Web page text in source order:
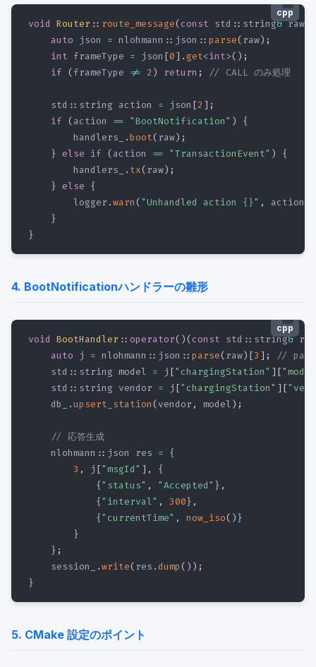
cpp
void Router :: route_message(const std :: string& raw
auto json = nlohmann :: json :: parse(raw) ;
int frameType = json [0] .get<int>( ) ;
if (frameType != 2) return ; // CALL のみ処理
    std
:: string action = json [2] ;
if (action == "BootNotification" )
{
        handlers_
.boot(raw) ;
} else if (action == "TransactionEvent" )
{
        handlers_
. tx(raw) ;
} else {
        logger
.warn("Unhandled action {}" , action
}
}
4. BootNotificationハンドラーの雛形
cpp
void BootHandler :: operator( )(const std :: string& raw
auto j = nlohmann :: json :: parse(raw) [3 ] ;
//
    std
:: string model = j ["chargingStation" ] [
    std
:: string vendor = j ["chargingStation" ] [
    db_
.upsert_station(vendor , model) ;
// 応答生成
    nlohmann
:: json res = {
3 , j ["msgId" ] ,
{
{"status" , "Accepted" } ,
{"interval" , 300} ,
{"currentTime" , now_iso( ) }
}
} ;
    session_
.write(res .dump( ) ) ;
}
5. CMake 設定のポイント